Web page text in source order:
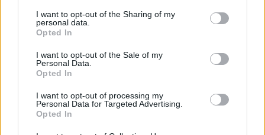
not limited to your visit or usage behaviour. You may click to
grant or deny consent to Google and its third-party tags to
use your data for below specified purposes in below Google
consent section.
I want to opt-out of the Sharing of my
personal data.
Opted In
I want to opt-out of the Sale of my
Personal Data.
Opted In
I want to opt-out of processing my
Personal Data for Targeted Advertising.
Opted In
Hatalmas lángok csaptak fel Szolnokon
a száguldozást
Szolnokra is megérkezik a nyár eddigi legkeményebb napja
Már Szolnokon is korlátozások léptek életbe a tartós hatalmas
hőség, a vízhiány és az áramtakarékosság miatt